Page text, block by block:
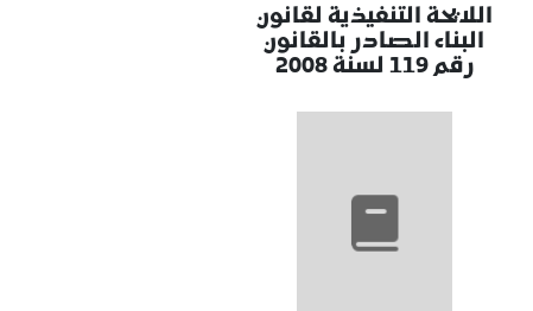
اللايحة التنفيذية لقانون
البناء الصادر بالقانون
رقم 119 لسنة 2008